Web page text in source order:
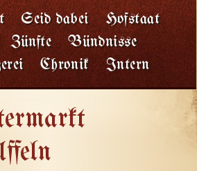
Seid dabei
Hofstaat
Zünfte
Bündnisse
Chronik Intern